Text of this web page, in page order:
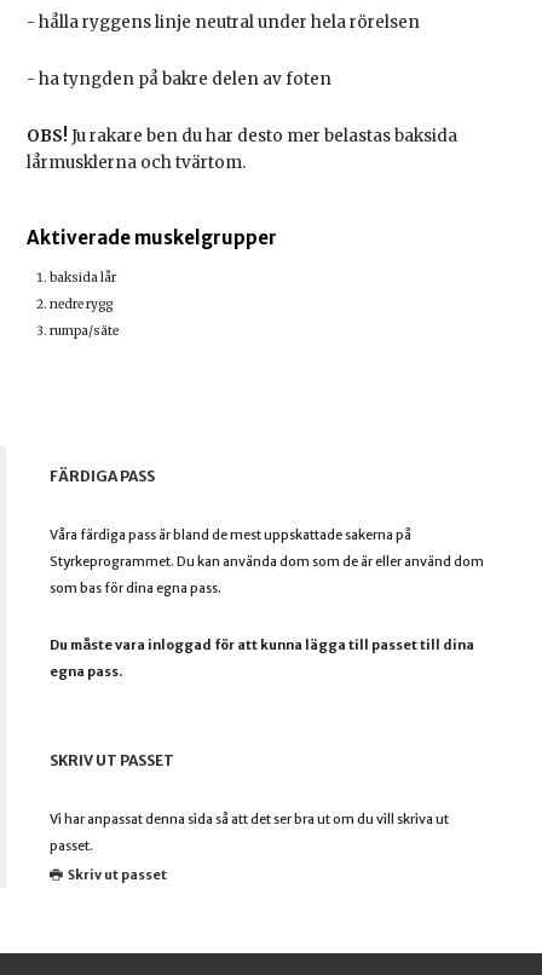
- hålla ryggens linje neutral under hela rörelsen
- ha tyngden på bakre delen av foten
OBS!Ju rakare ben du har desto mer belastas baksida
lårmusklerna och tvärtom.
Aktiverade muskelgrupper
baksida lår
nedre rygg
rumpa/säte
FÄRDIGA PASS
Våra färdiga pass är bland de mest uppskattade sakerna på
Styrkeprogrammet. Du kan använda dom som de är eller använd dom
som bas för dina egna pass.
Du måste vara inloggad för att kunna lägga till passet till dina
egna pass.
SKRIV UT PASSET
Vi har anpassat denna sida så att det ser bra ut om du vill skriva ut
passet.
Skriv ut passet